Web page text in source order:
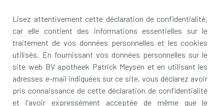
Lisez attentivement cette déclaration de confidentialité,
car elle contient des informations essentielles sur le
traitement de vos données personnelles et les cookies
utilisés. En fournissant vos données personnelles sur le
site web BV apotheek Patrick Meysen et en utilisant les
adresses e-mail indiquées sur ce site, vous déclarez avoir
pris connaissance de cette déclaration de confidentialité
et l'avoir expressément acceptée de même que le